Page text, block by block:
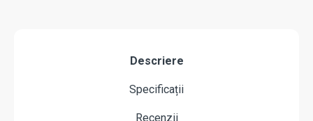
Descriere
Specificații
Recenzii